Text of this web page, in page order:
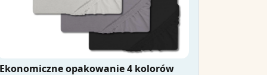
Ekonomiczne opakowanie 4 kolorów